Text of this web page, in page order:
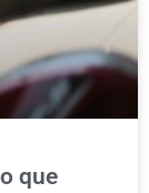
que